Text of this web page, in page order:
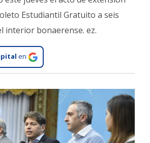
Estudiantil Gratuito a seis
interior bonaerense. ez.
en